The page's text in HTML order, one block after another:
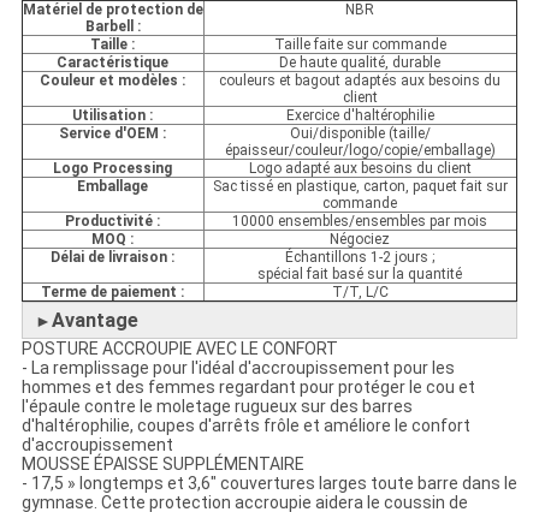
Matériel de protection de
Barbell :
NBR
Taille :
Taille faite sur commande
Caractéristique
De haute qualité, durable
Couleur et modèles :
couleurs et bagout adaptés aux besoins du
client
Utilisation :
Exercice d'haltérophilie
Service d'OEM :
Oui/disponible (taille/
épaisseur/couleur/logo/copie/emballage)
Logo Processing
Logo adapté aux besoins du client
Emballage
Sac tissé en plastique, carton, paquet fait sur
commande
Productivité :
10000 ensembles/ensembles par mois
MOQ :
Négociez
Délai de livraison :
Échantillons 1-2 jours ;
spécial fait basé sur la quantité
Terme de paiement :
T/T, L/C
►Avantage
POSTURE ACCROUPIE AVEC LE CONFORT
- La remplissage pour l'idéal d'accroupissement pour les
hommes et des femmes regardant pour protéger le cou et
l'épaule contre le moletage rugueux sur des barres
d'haltérophilie, coupes d'arrêts frôle et améliore le confort
d'accroupissement
MOUSSE ÉPAISSE SUPPLÉMENTAIRE
- 17,5 » longtemps et 3,6" couvertures larges toute barre dans le
gymnase. Cette protection accroupie aidera le coussin de